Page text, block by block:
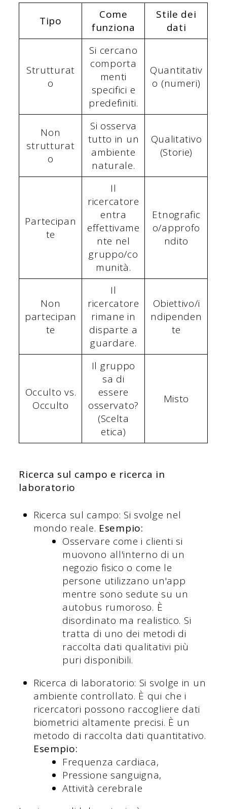
Tipo
Come
funziona
Stile dei
dati
Strutturat
o
Si cercano
comporta
menti
specifici e
predefiniti.
Quantitativ
o (numeri)
Non
strutturat
o
Si osserva
tutto in un
ambiente
naturale.
Qualitativo
(Storie)
Partecipan
te
Il
ricercatore
entra
effettivame
nte nel
gruppo/co
munità.
Etnografic
o/approfo
ndito
Non
partecipan
te
Il
ricercatore
rimane in
disparte a
guardare.
Obiettivo/i
ndipenden
te
Occulto vs.
Occulto
Il gruppo
sa di
essere
osservato?
(Scelta
etica)
Misto
Ricerca sul campo e ricerca in
laboratorio
Ricerca sul campo: Si svolge nel
mondo reale. Esempio:
Osservare come i clienti si
muovono all'interno di un
negozio fisico o come le
persone utilizzano un'app
mentre sono sedute su un
autobus rumoroso. È
disordinato ma realistico. Si
tratta di uno dei metodi di
raccolta dati qualitativi più
puri disponibili.
Ricerca di laboratorio: Si svolge in un
ambiente controllato. È qui che i
ricercatori possono raccogliere dati
biometrici altamente precisi. È un
metodo di raccolta dati quantitativo.
Esempio:
Frequenza cardiaca,
Pressione sanguigna,
Attività cerebrale